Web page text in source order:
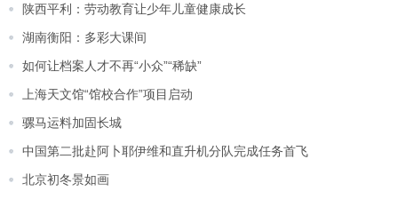
陕西平利：劳动教育让少年儿童健康成长
湖南衡阳：多彩大课间
如何让档案人才不再“小众”“稀缺”
上海天文馆“馆校合作”项目启动
骡马运料加固长城
中国第二批赴阿卜耶伊维和直升机分队完成任务首飞
北京初冬景如画